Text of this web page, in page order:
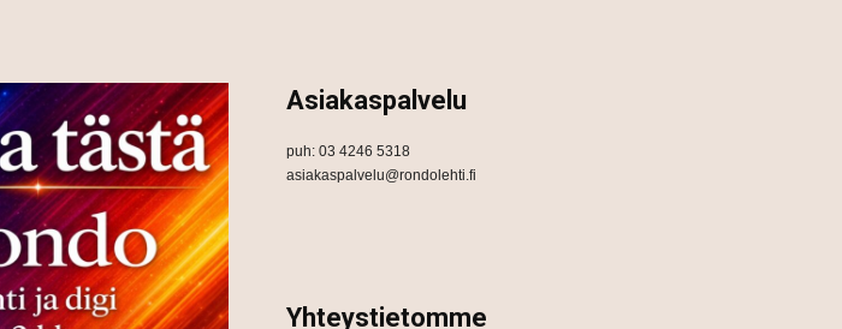
Asiakaspalvelu
puh: 03 4246 5318
asiakaspalvelu@rondolehti.fi
Yhteystietomme